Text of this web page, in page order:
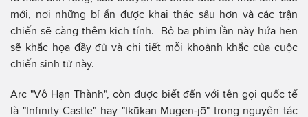
mới, nơi những bí ẩn được khai thác sâu hơn và các trận
chiến sẽ càng thêm kịch tính. Bộ ba phim lần này hứa hẹn
sẽ khắc họa đầy đủ và chi tiết mỗi khoảnh khắc của cuộc
chiến sinh tử này.
Arc "Vô Hạn Thành", còn được biết đến với tên gọi quốc tế
là "Infinity Castle" hay "Ikūkan Mugen-jō" trong nguyên tác